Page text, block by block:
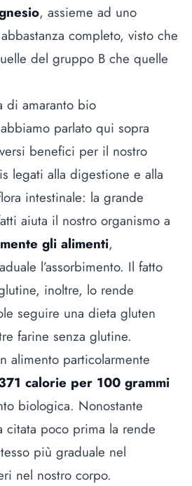
, assieme ad uno
completo, visto che
del gruppo B che quelle
di amaranto bio
parlato qui sopra
benefici per il nostro
legati alla digestione e alla
intestinale: la grande
aiuta il nostro organismo a
gli alimenti,
l’assorbimento. Il fatto
inoltre, lo rende
seguire una dieta gluten
farine senza glutine.
alimento particolarmente
calorie per 100 grammi
biologica. Nonostante
citata poco prima la rende
più graduale nel
nel nostro corpo.